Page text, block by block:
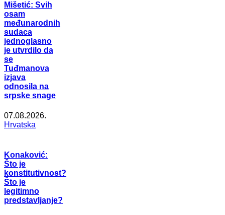
Mišetić: Svih
osam
međunarodnih
sudaca
jednoglasno
je utvrdilo da
se
Tuđmanova
izjava
odnosila na
srpske snage
07.08.2026.
Hrvatska
Konaković:
Što je
konstitutivnost?
Što je
legitimno
predstavljanje?